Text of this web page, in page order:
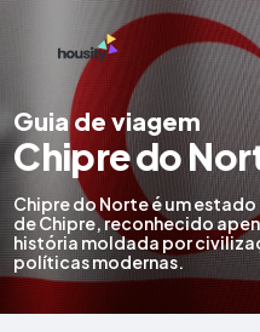
Guia de viagem
Chipre do
Chipre do Norte é um
de Chipre, reconhecido
história moldada por
políticas modernas.